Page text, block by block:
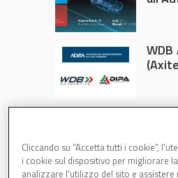
Cliccando su “Accetta tutti i cookie”,
i cookie sul dispositivo per migliorare
analizzare l'utilizzo del sito e assistere